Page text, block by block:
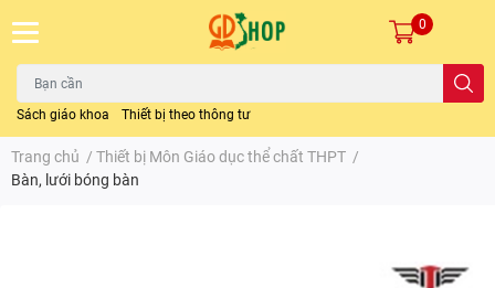
Sách giáo khoa Thiết bị theo thông tư
0
Trang chủ / Thiết bị Môn Giáo dục thể chất THPT /
Bàn, lưới bóng bàn